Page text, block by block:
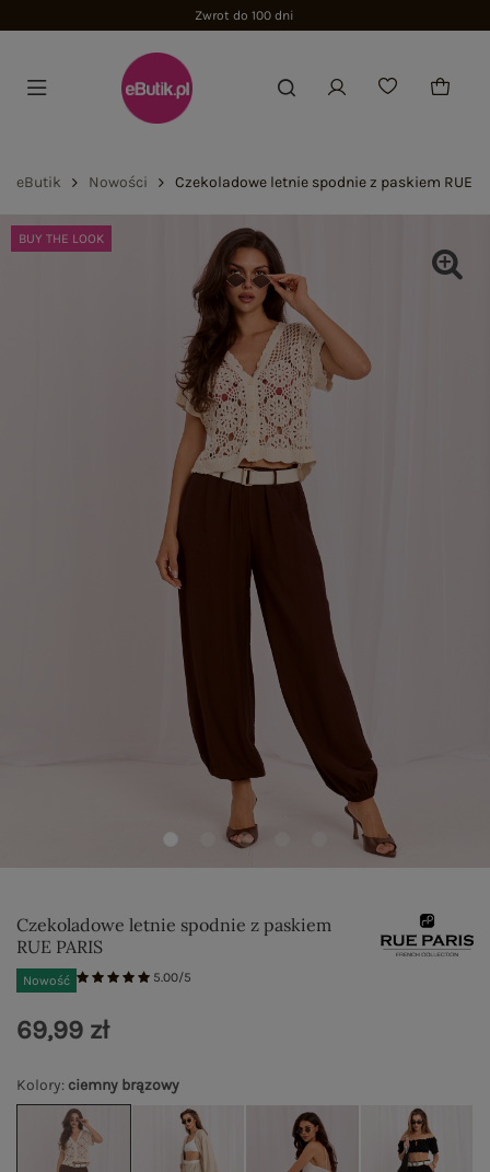
Zwrot do 100 dni
eButik Nowości Czekoladowe letnie spodnie z paskiem RUE
BUY THE LOOK
Czekoladowe letnie spodnie z paskiem
RUE PARIS
Nowość 5.00/5
Kolory: ciemny brązowy
69,99 zł